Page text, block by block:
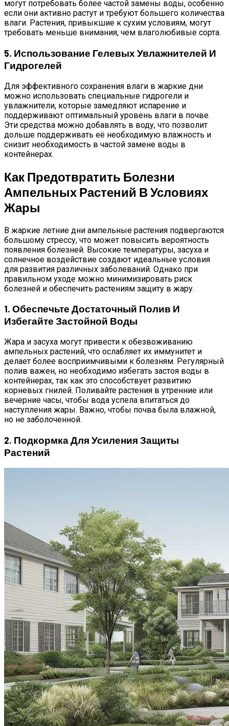
могут потребовать более частой замены воды, особенно
если они активно растут и требуют большего количества
влаги. Растения, привыкшие к сухим условиям, могут
требовать меньше внимания, чем влаголюбивые сорта.
5. Использование Гелевых Увлажнителей И
Гидрогелей
Для эффективного сохранения влаги в жаркие дни
можно использовать специальные гидрогели и
увлажнители, которые замедляют испарение и
поддерживают оптимальный уровень влаги в почве.
Эти средства можно добавлять в воду, что позволит
дольше поддерживать её необходимую влажность и
снизит необходимость в частой замене воды в
контейнерах.
Как Предотвратить Болезни
Ампельных Растений В Условиях
Жары
В жаркие летние дни ампельные растения подвергаются
большому стрессу, что может повысить вероятность
появления болезней. Высокие температуры, засуха и
солнечное воздействие создают идеальные условия
для развития различных заболеваний. Однако при
правильном уходе можно минимизировать риск
болезней и обеспечить растениям защиту в жару.
1. Обеспечьте Достаточный Полив И
Избегайте Застойной Воды
Жара и засуха могут привести к обезвоживанию
ампельных растений, что ослабляет их иммунитет и
делает более восприимчивыми к болезням. Регулярный
полив важен, но необходимо избегать застоя воды в
контейнерах, так как это способствует развитию
корневых гнилей. Поливайте растения в утренние или
вечерние часы, чтобы вода успела впитаться до
наступления жары. Важно, чтобы почва была влажной,
но не заболоченной.
2. Подкормка Для Усиления Защиты
Растений